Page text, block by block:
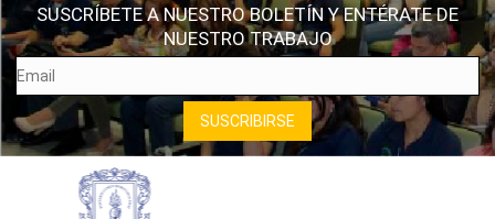
SUSCRÍBETE A NUESTRO BOLETÍN Y ENTÉRATE DE
NUESTRO TRABAJO